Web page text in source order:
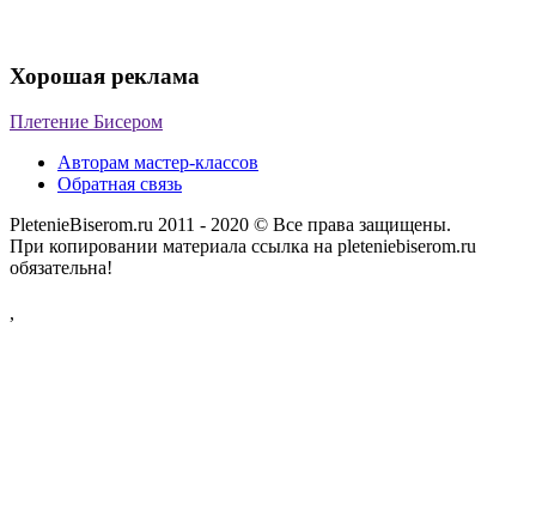
Хорошая реклама
Плетение Бисером
Авторам мастер-классов
Обратная связь
PletenieBiserom.ru 2011 - 2020 © Все права защищены.
При копировании материала ссылка на pleteniebiserom.ru
обязательна!
,